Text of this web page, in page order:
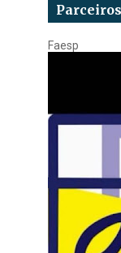
Parceiros
Faesp